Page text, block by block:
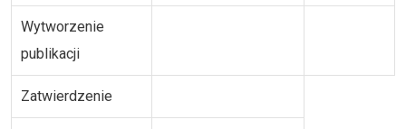
Wytworzenie
publikacji
Zatwierdzenie